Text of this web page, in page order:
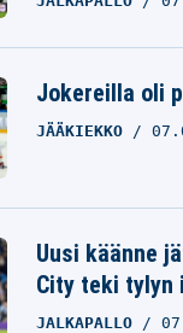
Jokereilla oli
JÄÄKIEKKO
Uusi käänne
City teki tylyn
JALKAPALLO